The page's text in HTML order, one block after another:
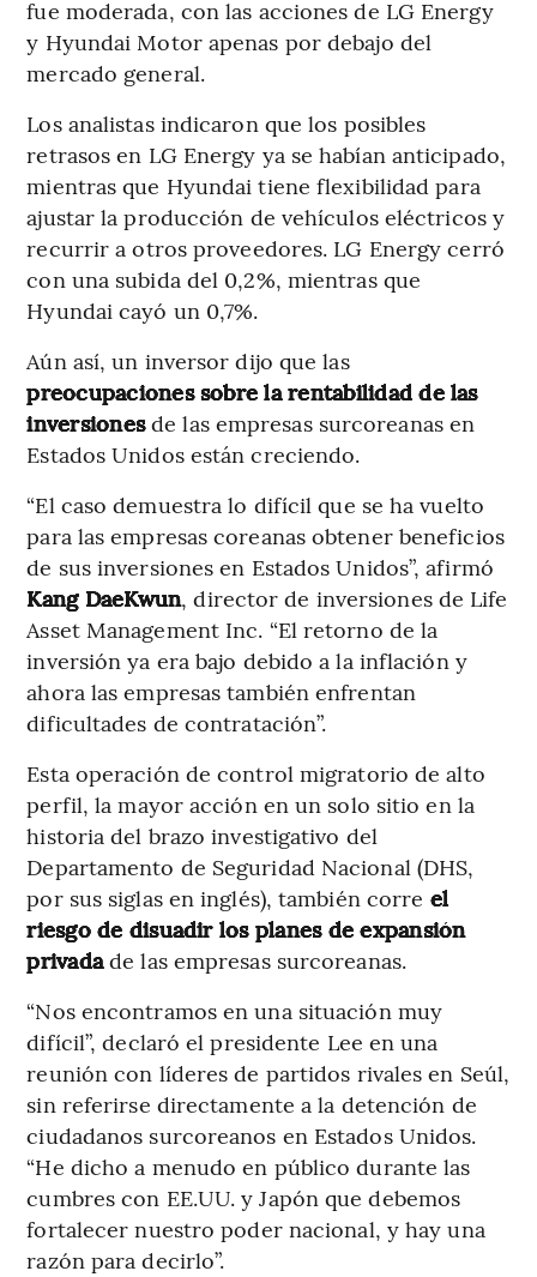
fue moderada, con las acciones de LG Energy
y Hyundai Motor apenas por debajo del
mercado general.
Los analistas indicaron que los posibles
retrasos en LG Energy ya se habían anticipado,
mientras que Hyundai tiene flexibilidad para
ajustar la producción de vehículos eléctricos y
recurrir a otros proveedores. LG Energy cerró
con una subida del 0,2%, mientras que
Hyundai cayó un 0,7%.
Aún así, un inversor dijo que las
preocupaciones sobre la rentabilidad de las
inversionesde las empresas surcoreanas en
Estados Unidos están creciendo.
“El caso demuestra lo difícil que se ha vuelto
para las empresas coreanas obtener beneficios
de sus inversiones en Estados Unidos”, afirmó
Kang DaeKwun, director de inversiones de Life
Asset Management Inc. “El retorno de la
inversión ya era bajo debido a la inflación y
ahora las empresas también enfrentan
dificultades de contratación”.
Esta operación de control migratorio de alto
perfil, la mayor acción en un solo sitio en la
historia del brazo investigativo del
Departamento de Seguridad Nacional (DHS,
por sus siglas en inglés), también corre el
riesgo de disuadir los planes de expansión
privadade las empresas surcoreanas.
“Nos encontramos en una situación muy
difícil”, declaró el presidente Lee en una
reunión con líderes de partidos rivales en Seúl,
sin referirse directamente a la detención de
ciudadanos surcoreanos en Estados Unidos.
“He dicho a menudo en público durante las
cumbres con EE.UU. y Japón que debemos
fortalecer nuestro poder nacional, y hay una
razón para decirlo”.